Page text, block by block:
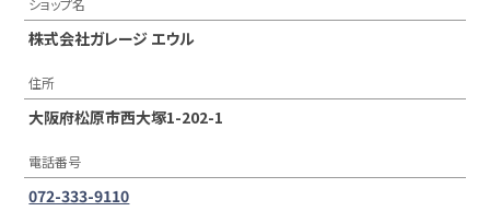
ショップ名
株式会社ガレージ エウル
住所
大阪府松原市西大塚1-202-1
電話番号
072-333-9110